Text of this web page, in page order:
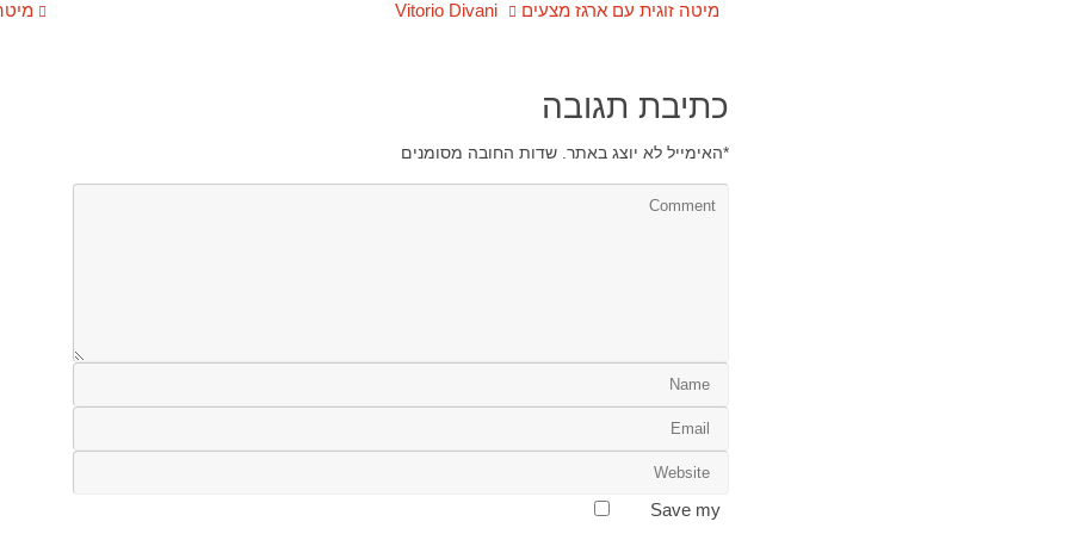
מיטה זוגית עם ארגז מצעים Vitorio Divani
כתיבת תגובה
האימייל לא יוצג באתר. שדות החובה מסומנים *
Save my